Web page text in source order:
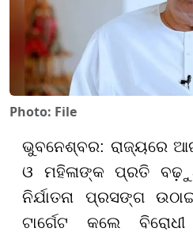
Photo: File
ଭୁବନେଶ୍ବର: ରାଜ୍ୟରେ
ଓ ମହିଳାଙ୍କ ପ୍ରତି
ନିର୍ଯାତନା ପ୍ରସଙ୍ଗ
ଟାର୍ଗେଟ କଲେ